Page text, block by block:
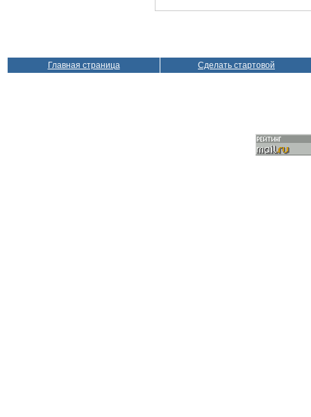
Главная страница Сделать стартовой